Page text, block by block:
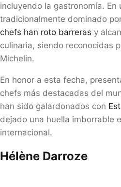
incluyendo la gastronomía. En
tradicionalmente dominado
chefs han roto barreras y
culinaria, siendo reconocidas
Michelin.
En honor a esta fecha,
chefs más destacadas del
han sido galardonados con
dejado una huella imborrable
internacional.
Hélène Darroze